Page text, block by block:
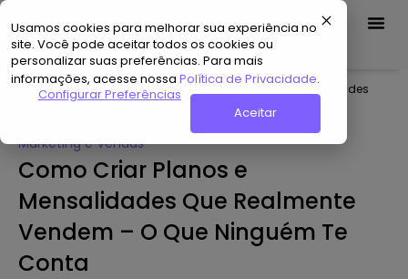
Usamos cookies para melhorar sua experiência no
site. Você pode aceitar todos os cookies ou
personalizar suas preferências. Para mais
informações, acesse nossa Política de Privacidade.
Configurar Preferências
Aceitar
Demo Grátis
Home»Hub de Conteúdo»Como Criar Planos e Mensalidades
Que Realmente Vendem – O Que Ninguém Te Conta
Marketing e Vendas
Como Criar Planos e
Mensalidades Que Realmente
Vendem – O Que Ninguém Te
Conta